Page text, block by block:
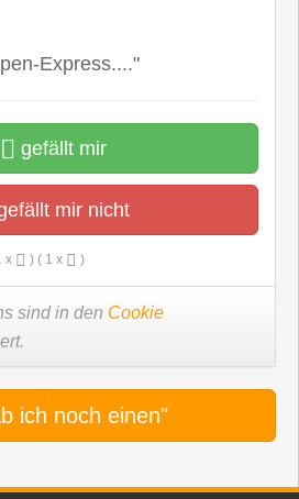
Express...."
gefällt mir
mir nicht
x ) ( 1 x )
sind in den Cookie
ich noch einen"